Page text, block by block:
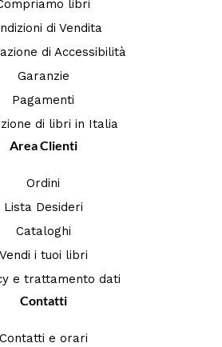
libri
di Vendita
di Accessibilità
Garanzie
Pagamenti
di libri in Italia
Area Clienti
Ordini
Lista Desideri
Cataloghi
Vendi i tuoi libri
e trattamento dati
Contatti
Contatti e orari